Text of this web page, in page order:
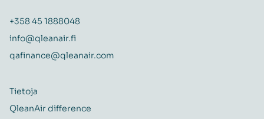
+358 45 1888048
info@qleanair.fi
qafinance@qleanair.com
Tietoja
QleanAir difference